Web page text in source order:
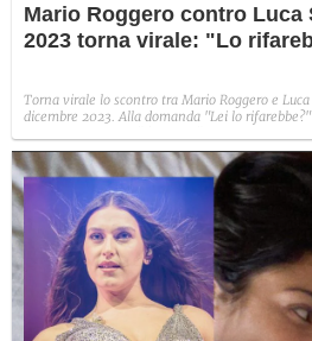
Mario Roggero contro
2023 torna virale: "Lo
Torna virale lo scontro tra Mario Roggero e
dicembre 2023. Alla domanda "Lei lo